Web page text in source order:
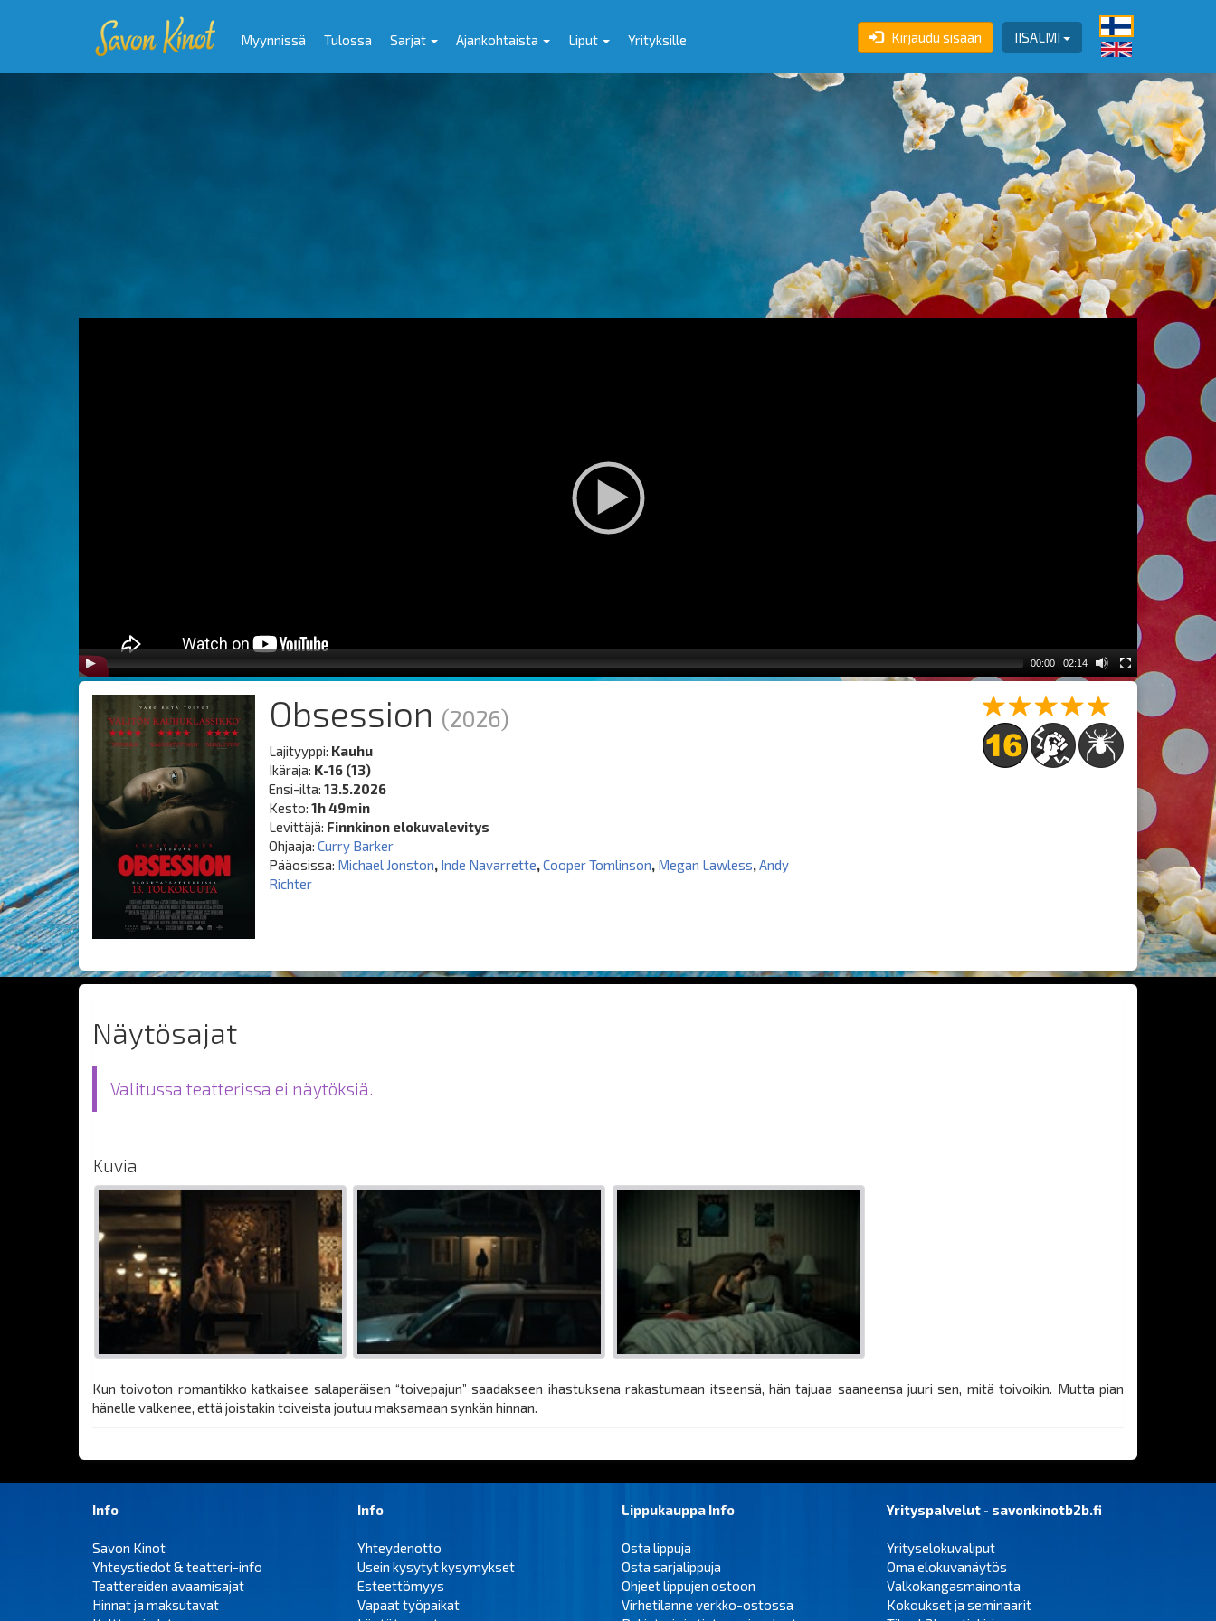
IISALMI
Kirjaudu sisään
Myynnissä Tulossa Sarjat Ajankohtaista Liput Yrityksille
00:00 | 02:14
Obsession (2026)
Lajityyppi: Kauhu
Ikäraja: K-16 (13)
Ensi-ilta: 13.5.2026
Kesto: 1h 49min
Levittäjä: Finnkinon elokuvalevitys
Ohjaaja: Curry Barker
Pääosissa: Michael Jonston, Inde Navarrette,Cooper Tomlinson, Megan Lawless,Andy
Richter
Näytösajat
Valitussa teatterissa ei näytöksiä.
Kuvia
Kun toivoton romantikko katkaisee salaperäisen “toivepajun” saadakseen ihastuksena rakastumaan itseensä, hän tajuaa saaneensa juuri sen, mitä toivoikin. Mutta pian
hänelle valkenee, että joistakin toiveista joutuu maksamaan synkän hinnan.
Info
Savon Kinot
Yhteystiedot & teatteri-info
Teattereiden avaamisajat
Hinnat ja maksutavat
Info
Yhteydenotto
Usein kysytyt kysymykset
Esteettömyys
Vapaat työpaikat
Lippukauppa Info
Osta lippuja
Osta sarjalippuja
Ohjeet lippujen ostoon
Virhetilanne verkko-ostossa
Yrityspalvelut - savonkinotb2b.fi
Yrityselokuvaliput
Oma elokuvanäytös
Valkokangasmainonta
Kokoukset ja seminaarit